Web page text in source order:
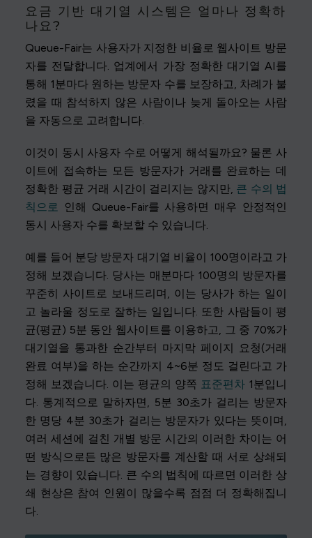
요금 기반 대기열 시스템은 얼마나 정확하
나요?
Queue-Fair는 사용자가 지정한 비율로 웹사이트 방문
자를 전달합니다. 업계에서 가장 정확한 대기열 AI를
통해 1분마다 원하는 방문자 수를 보장하고, 차례가 불
렸을 때 참석하지 않은 사람이나 늦게 돌아오는 사람
을 자동으로 고려합니다.
이것이 동시 사용자 수로 어떻게 해석될까요? 물론 사
이트에 접속하는 모든 방문자가 거래를 완료하는 데
정확한 평균 거래 시간이 걸리지는 않지만, 큰 수의 법
칙으로
인해 Queue-Fair를 사용하면 매우 안정적인
동시 사용자 수를 확보할 수 있습니다.
예를 들어 분당 방문자 대기열 비율이 100명이라고 가
정해 보겠습니다. 당사는 매분마다 100명의 방문자를
꾸준히 사이트로 보내드리며, 이는 당사가 하는 일이
고 놀라울 정도로 잘하는 일입니다. 또한 사람들이 평
균(평균) 5분 동안 웹사이트를 이용하고, 그 중 70%가
대기열을 통과한 순간부터 마지막 페이지 요청(거래
완료 여부)을 하는 순간까지 4~6분 정도 걸린다고 가
정해 보겠습니다. 이는 평균의 양쪽 표준편차 1분입니
다. 통계적으로 말하자면, 5분 30초가 걸리는 방문자
한 명당 4분 30초가 걸리는 방문자가 있다는 뜻이며,
여러 세션에 걸친 개별 방문 시간의 이러한 차이는 어
떤 방식으로든 많은 방문자를 계산할 때 서로 상쇄되
는 경향이 있습니다. 큰 수의 법칙에 따르면 이러한 상
쇄 현상은 참여 인원이 많을수록 점점 더 정확해집니
다.